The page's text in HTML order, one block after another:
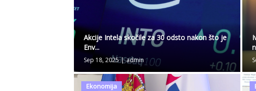
Akcije Intela skočile za 30 odsto nakon što je
Env...
Sep 18, 2025 | admin
Ekonomija